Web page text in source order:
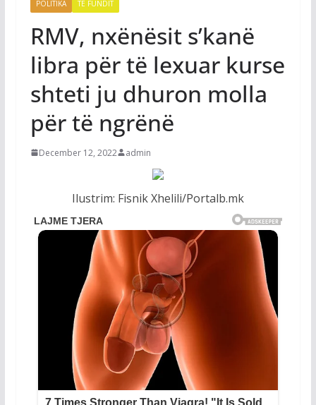
POLITIKA TË FUNDIT
RMV, nxënësit s’kanë
libra për të lexuar kurse
shteti ju dhuron molla
për të ngrënë
December 12, 2022 admin
Ilustrim: Fisnik Xhelili/Portalb.mk